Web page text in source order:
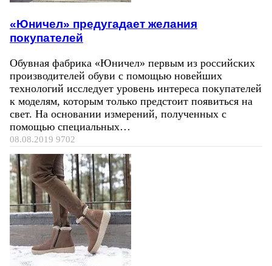
«Юничел» предугадает желания
покупателей
Обувная фабрика «Юничел» первым из российских
производителей обуви с помощью новейших
технологий исследует уровень интереса покупателей
к моделям, которым только предстоит появиться на
свет. На основании измерений, полученных с
помощью специальных…
08.08.2019 9702